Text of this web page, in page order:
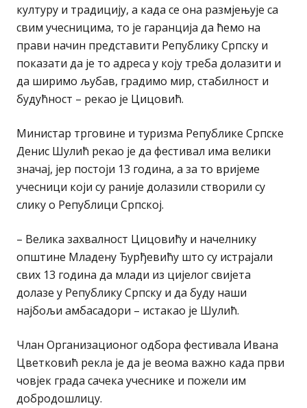
културу и традицију, а када се она размјењује са
свим учесницима, то је гаранција да ћемо на
прави начин представити Републику Српску и
показати да је то адреса у коју треба долазити и
да ширимо љубав, градимо мир, стабилност и
будућност – рекао је Цицовић.
Министар трговине и туризма Републике Српске
Денис Шулић рекао је да фестивал има велики
значај, јер постоји 13 година, а за то вријеме
учесници који су раније долазили створили су
слику о Републици Српској.
– Велика захвалност Цицовићу и начелнику
општине Младену Ђурђевићу што су истрајали
свих 13 година да млади из цијелог свијета
долазе у Републику Српску и да буду наши
најбољи амбасадори – истакао је Шулић.
Члан Организационог одбора фестивала Ивана
Цветковић рекла је да је веома важно када први
човјек града сачека учеснике и пожели им
добродошлицу.